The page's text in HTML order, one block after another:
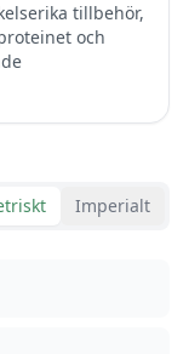
tillbehör,
och
Imperialt